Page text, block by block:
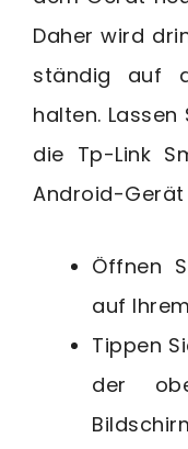
Daher wird
ständig auf
halten. Lassen
die Tp-Link
Android-Gerät
Öffnen
auf
Tippen
der